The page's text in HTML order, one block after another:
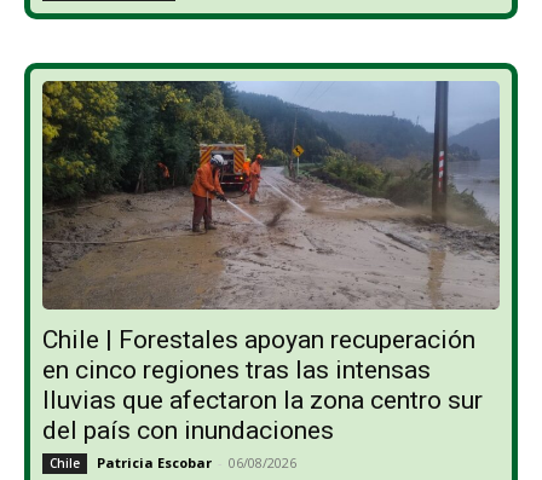
Chile | Forestales apoyan recuperación
en cinco regiones tras las intensas
lluvias que afectaron la zona centro sur
del país con inundaciones
Chile Patricia Escobar - 06/08/2026